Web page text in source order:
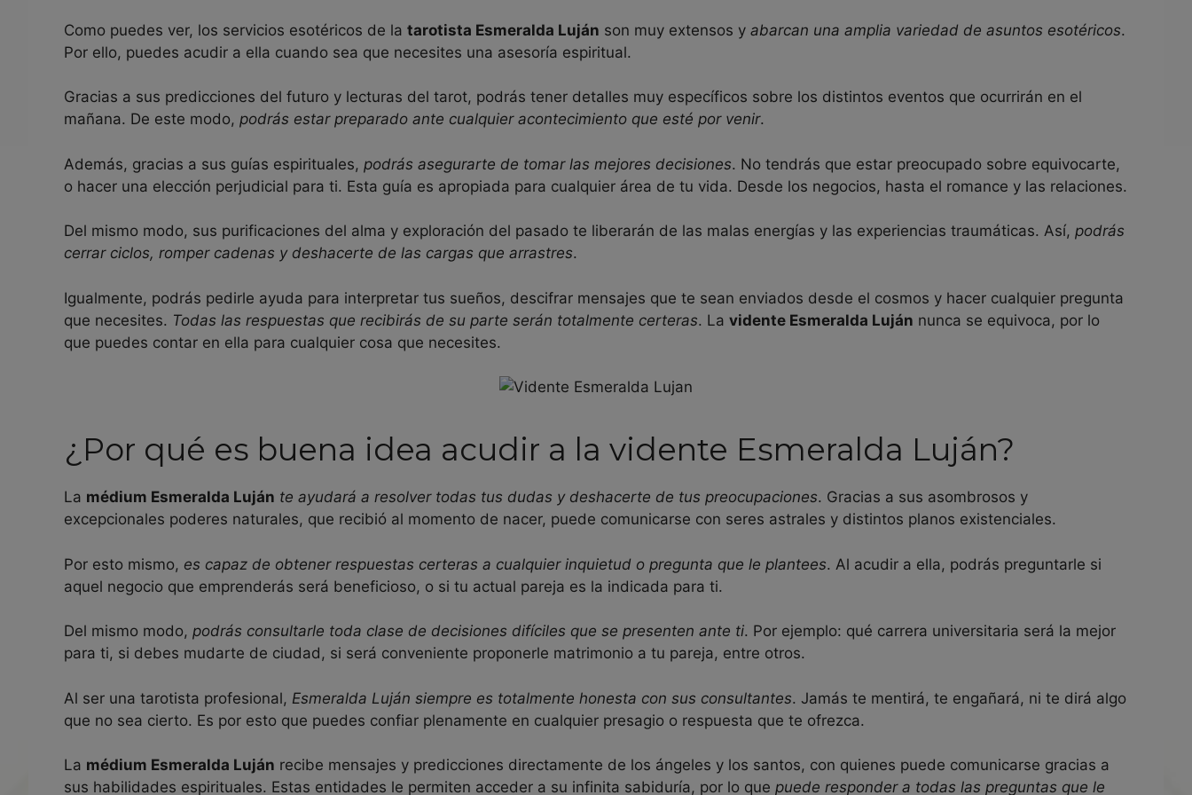
Como puedes ver, los servicios esotéricos de la tarotista Esmeralda Luján son muy extensos y abarcan una amplia variedad de asuntos esotéricos.
Por ello, puedes acudir a ella cuando sea que necesites una asesoría espiritual.
Gracias a sus predicciones del futuro y lecturas del tarot, podrás tener detalles muy específicos sobre los distintos eventos que ocurrirán en el
mañana. De este modo, podrás estar preparado ante cualquier acontecimiento que esté por venir.
Además, gracias a sus guías espirituales, podrás asegurarte de tomar las mejores decisiones. No tendrás que estar preocupado sobre equivocarte,
o hacer una elección perjudicial para ti. Esta guía es apropiada para cualquier área de tu vida. Desde los negocios, hasta el romance y las relaciones.
Del mismo modo, sus purificaciones del alma y exploración del pasado te liberarán de las malas energías y las experiencias traumáticas. Así, podrás
cerrar ciclos, romper cadenas y deshacerte de las cargas que arrastres.
Igualmente, podrás pedirle ayuda para interpretar tus sueños, descifrar mensajes que te sean enviados desde el cosmos y hacer cualquier pregunta
que necesites. Todas las respuestas que recibirás de su parte serán totalmente certeras. La vidente Esmeralda Luján nunca se equivoca, por lo
que puedes contar en ella para cualquier cosa que necesites.
¿Por qué es buena idea acudir a la vidente Esmeralda Luján?
La médium Esmeralda Luján te ayudará a resolver todas tus dudas y deshacerte de tus preocupaciones. Gracias a sus asombrosos y
excepcionales poderes naturales, que recibió al momento de nacer, puede comunicarse con seres astrales y distintos planos existenciales.
Por esto mismo, es capaz de obtener respuestas certeras a cualquier inquietud o pregunta que le plantees. Al acudir a ella, podrás preguntarle si
aquel negocio que emprenderás será beneficioso, o si tu actual pareja es la indicada para ti.
Del mismo modo, podrás consultarle toda clase de decisiones difíciles que se presenten ante ti. Por ejemplo: qué carrera universitaria será la mejor
para ti, si debes mudarte de ciudad, si será conveniente proponerle matrimonio a tu pareja, entre otros.
Al ser una tarotista profesional, Esmeralda Luján siempre es totalmente honesta con sus consultantes. Jamás te mentirá, te engañará, ni te dirá algo
que no sea cierto. Es por esto que puedes confiar plenamente en cualquier presagio o respuesta que te ofrezca.
La médium Esmeralda Luján recibe mensajes y predicciones directamente de los ángeles y los santos, con quienes puede comunicarse gracias a
sus habilidades espirituales. Estas entidades le permiten acceder a su infinita sabiduría, por lo que puede responder a todas las preguntas que le